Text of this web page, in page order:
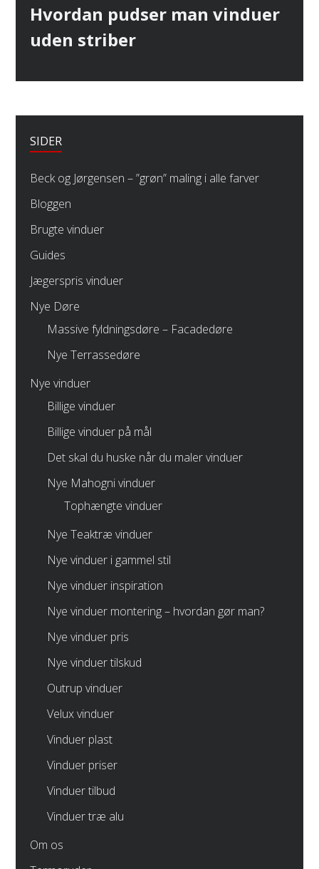
Next
post:
Hvordan pudser man vinduer
uden striber
SIDER
Beck og Jørgensen – ”grøn” maling i alle farver
Bloggen
Brugte vinduer
Guides
Jægerspris vinduer
Nye Døre
Massive fyldningsdøre – Facadedøre
Nye Terrassedøre
Nye vinduer
Billige vinduer
Billige vinduer på mål
Det skal du huske når du maler vinduer
Nye Mahogni vinduer
Tophængte vinduer
Nye Teaktræ vinduer
Nye vinduer i gammel stil
Nye vinduer inspiration
Nye vinduer montering – hvordan gør man?
Nye vinduer pris
Nye vinduer tilskud
Outrup vinduer
Velux vinduer
Vinduer plast
Vinduer priser
Vinduer tilbud
Vinduer træ alu
Om os